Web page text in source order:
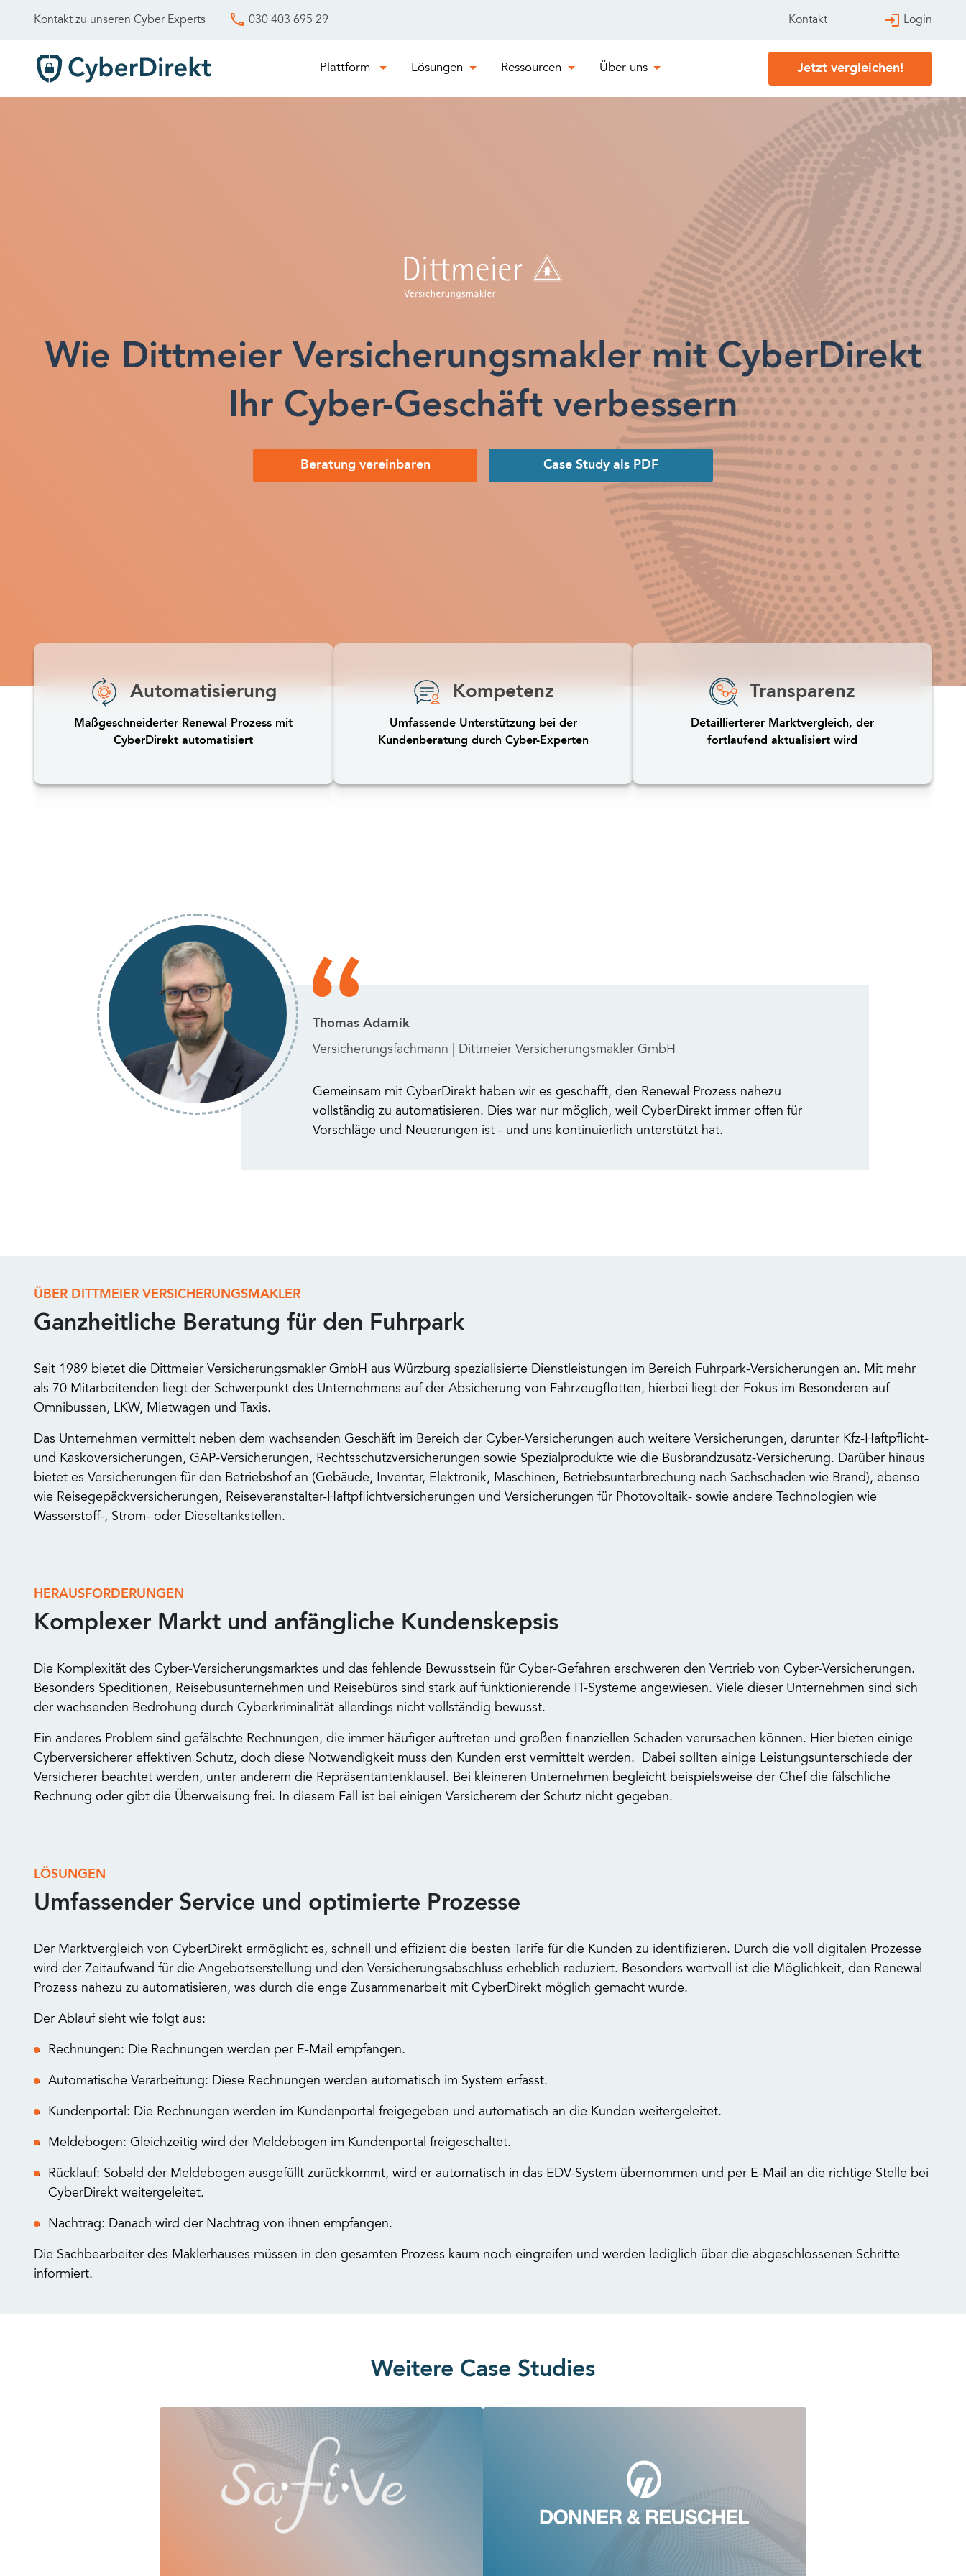
Kontakt zu unseren Cyber Experts 030 403 695 29 Kontakt Login
Plattform Lösungen Ressourcen Über uns Jetzt vergleichen!
Wie Dittmeier Versicherungsmakler mit CyberDirekt
Ihr Cyber-Geschäft verbessern
Beratung vereinbaren Case Study als PDF
Automatisierung
Maßgeschneiderter Renewal Prozess mit
CyberDirekt automatisiert
Kompetenz
Umfassende Unterstützung bei der
Kundenberatung durch Cyber-Experten
Transparenz
Detaillierterer Marktvergleich, der
fortlaufend aktualisiert wird
Thomas Adamik
Versicherungsfachmann | Dittmeier Versicherungsmakler GmbH
Gemeinsam mit CyberDirekt haben wir es geschafft, den Renewal Prozess nahezu
vollständig zu automatisieren. Dies war nur möglich, weil CyberDirekt immer offen für
Vorschläge und Neuerungen ist - und uns kontinuierlich unterstützt hat.
ÜBER DITTMEIER VERSICHERUNGSMAKLER
Ganzheitliche Beratung für den Fuhrpark
Seit 1989 bietet die Dittmeier Versicherungsmakler GmbH aus Würzburg spezialisierte Dienstleistungen im Bereich Fuhrpark-Versicherungen an. Mit mehr
als 70 Mitarbeitenden liegt der Schwerpunkt des Unternehmens auf der Absicherung von Fahrzeugflotten, hierbei liegt der Fokus im Besonderen auf
Omnibussen, LKW, Mietwagen und Taxis.
Das Unternehmen vermittelt neben dem wachsenden Geschäft im Bereich der Cyber-Versicherungen auch weitere Versicherungen, darunter Kfz-Haftpflicht-
und Kaskoversicherungen, GAP-Versicherungen, Rechtsschutzversicherungen sowie Spezialprodukte wie die Busbrandzusatz-Versicherung. Darüber hinaus
bietet es Versicherungen für den Betriebshof an (Gebäude, Inventar, Elektronik, Maschinen, Betriebsunterbrechung nach Sachschaden wie Brand), ebenso
wie Reisegepäckversicherungen, Reiseveranstalter-Haftpflichtversicherungen und Versicherungen für Photovoltaik- sowie andere Technologien wie
Wasserstoff-, Strom- oder Dieseltankstellen.
HERAUSFORDERUNGEN
Komplexer Markt und anfängliche Kundenskepsis
Die Komplexität des Cyber-Versicherungsmarktes und das fehlende Bewusstsein für Cyber-Gefahren erschweren den Vertrieb von Cyber-Versicherungen.
Besonders Speditionen, Reisebusunternehmen und Reisebüros sind stark auf funktionierende IT-Systeme angewiesen. Viele dieser Unternehmen sind sich
der wachsenden Bedrohung durch Cyberkriminalität allerdings nicht vollständig bewusst.
Ein anderes Problem sind gefälschte Rechnungen, die immer häufiger auftreten und großen finanziellen Schaden verursachen können. Hier bieten einige
Cyberversicherer effektiven Schutz, doch diese Notwendigkeit muss den Kunden erst vermittelt werden. Dabei sollten einige Leistungsunterschiede der
Versicherer beachtet werden, unter anderem die Repräsentantenklausel. Bei kleineren Unternehmen begleicht beispielsweise der Chef die fälschliche
Rechnung oder gibt die Überweisung frei. In diesem Fall ist bei einigen Versicherern der Schutz nicht gegeben.
LÖSUNGEN
Umfassender Service und optimierte Prozesse
Der Marktvergleich von CyberDirekt ermöglicht es, schnell und effizient die besten Tarife für die Kunden zu identifizieren. Durch die voll digitalen Prozesse
wird der Zeitaufwand für die Angebotserstellung und den Versicherungsabschluss erheblich reduziert. Besonders wertvoll ist die Möglichkeit, den Renewal
Prozess nahezu zu automatisieren, was durch die enge Zusammenarbeit mit CyberDirekt möglich gemacht wurde.
Der Ablauf sieht wie folgt aus:
Rechnungen: Die Rechnungen werden per E-Mail empfangen.
Automatische Verarbeitung: Diese Rechnungen werden automatisch im System erfasst.
Kundenportal: Die Rechnungen werden im Kundenportal freigegeben und automatisch an die Kunden weitergeleitet.
Meldebogen: Gleichzeitig wird der Meldebogen im Kundenportal freigeschaltet.
Rücklauf: Sobald der Meldebogen ausgefüllt zurückkommt, wird er automatisch in das EDV-System übernommen und per E-Mail an die richtige Stelle bei
CyberDirekt weitergeleitet.
Nachtrag: Danach wird der Nachtrag von ihnen empfangen.
Die Sachbearbeiter des Maklerhauses müssen in den gesamten Prozess kaum noch eingreifen und werden lediglich über die abgeschlossenen Schritte
informiert.
Weitere Case Studies